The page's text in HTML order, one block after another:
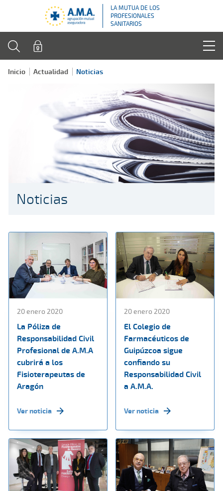
LA MUTUA DE LOS
PROFESIONALES
SANITARIOS
Inicio Actualidad Noticias
Noticias
20 enero 2020
La Póliza de
Responsabilidad Civil
Profesional de A.M.A
cubrirá a los
Fisioterapeutas de
Aragón
Ver noticia
20 enero 2020
El Colegio de
Farmacéuticos de
Guipúzcoa sigue
confiando su
Responsabilidad Civil
a A.M.A.
Ver noticia